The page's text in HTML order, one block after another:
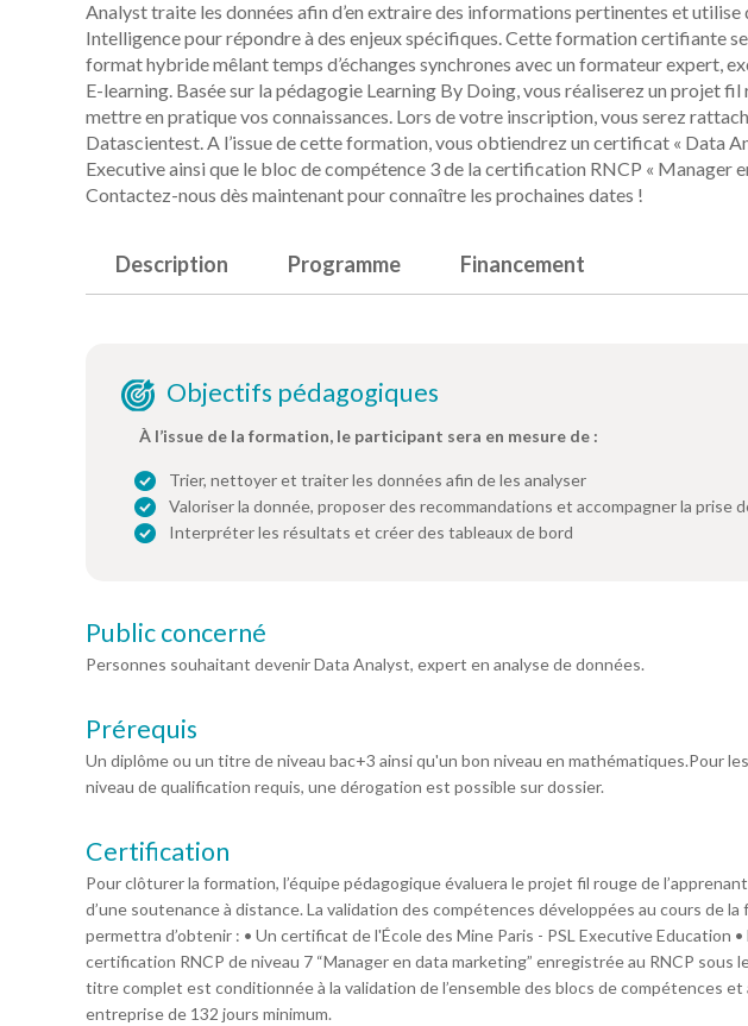
Analyst traite les données afin d’en extraire des informations pertinentes et utilise
Intelligence pour répondre à des enjeux spécifiques. Cette formation certifiante
format hybride mêlant temps d’échanges synchrones avec un formateur expert,
E-learning. Basée sur la pédagogie Learning By Doing, vous réaliserez un projet fil
mettre en pratique vos connaissances. Lors de votre inscription, vous serez
Datascientest. A l’issue de cette formation, vous obtiendrez un certificat « Data
Executive ainsi que le bloc de compétence 3 de la certification RNCP « Manager
Contactez-nous dès maintenant pour connaître les prochaines dates !
Description Programme Financement
Objectifs pédagogiques
À l’issue de la formation, le participant sera en mesure de :
Trier, nettoyer et traiter les données afin de les analyser
Valoriser la donnée, proposer des recommandations et accompagner la prise
Interpréter les résultats et créer des tableaux de bord
Public concerné
Personnes souhaitant devenir Data Analyst, expert en analyse de données.
Prérequis
Un diplôme ou un titre de niveau bac+3 ainsi qu'un bon niveau en mathématiques.Pour
niveau de qualification requis, une dérogation est possible sur dossier.
Certification
Pour clôturer la formation, l’équipe pédagogique évaluera le projet fil rouge de
d’une soutenance à distance. La validation des compétences développées au cours de
permettra d’obtenir : • Un certificat de l'École des Mine Paris - PSL Executive Education
certification RNCP de niveau 7 “Manager en data marketing” enregistrée au RNCP sous
titre complet est conditionnée à la validation de l’ensemble des blocs de compétences et
entreprise de 132 jours minimum.